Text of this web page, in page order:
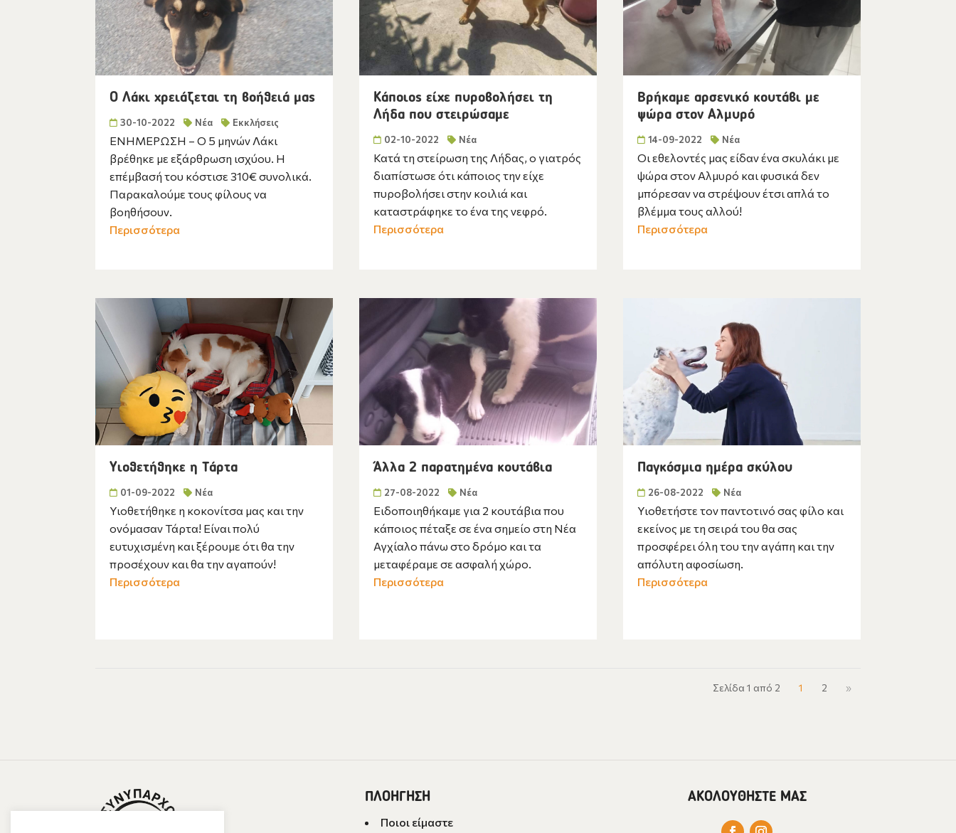
Ο Λάκι χρειάζεται τη βοήθειά μας
30-10-2022 Νέα Εκκλήσεις
ΕΝΗΜΕΡΩΣΗ – Ο 5 μηνών Λάκι
βρέθηκε με εξάρθρωση ισχύου. Η
επέμβασή του κόστισε 310€ συνολικά.
Παρακαλούμε τους φίλους να
βοηθήσουν.
Περισσότερα
Κάποιος είχε πυροβολήσει τη
Λήδα που στειρώσαμε
02-10-2022 Νέα
Κατά τη στείρωση της Λήδας, ο γιατρός
διαπίστωσε ότι κάποιος την είχε
πυροβολήσει στην κοιλιά και
καταστράφηκε το ένα της νεφρό.
Περισσότερα
Βρήκαμε αρσενικό κουτάβι με
ψώρα στον Αλμυρό
14-09-2022 Νέα
Οι εθελοντές μας είδαν ένα σκυλάκι με
ψώρα στον Αλμυρό και φυσικά δεν
μπόρεσαν να στρέψουν έτσι απλά το
βλέμμα τους αλλού!
Περισσότερα
Υιοθετήθηκε η Τάρτα
01-09-2022 Νέα
Υιοθετήθηκε η κοκονίτσα μας και την
ονόμασαν Τάρτα! Είναι πολύ
ευτυχισμένη και ξέρουμε ότι θα την
προσέχουν και θα την αγαπούν!
Περισσότερα
Άλλα 2 παρατημένα κουτάβια
27-08-2022 Νέα
Ειδοποιηθήκαμε για 2 κουτάβια που
κάποιος πέταξε σε ένα σημείο στη Νέα
Αγχίαλο πάνω στο δρόμο και τα
μεταφέραμε σε ασφαλή χώρο.
Περισσότερα
Παγκόσμια ημέρα σκύλου
26-08-2022 Νέα
Υιοθετήστε τον παντοτινό σας φίλο και
εκείνος με τη σειρά του θα σας
προσφέρει όλη του την αγάπη και την
απόλυτη αφοσίωση.
Περισσότερα
Σελίδα 1 από 2 1 2 »
ΠΛΟΗΓΗΣΗ
Ποιοι είμαστε
ΑΚΟΛΟΥΘΗΣΤΕ ΜΑΣ